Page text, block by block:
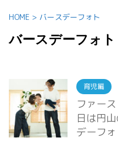
HOME > バースデーフォト
バースデーフォト
育児編
ファー
日は円
デーフ